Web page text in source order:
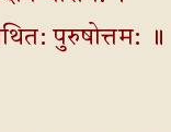
पुरुषोत्तम: ॥